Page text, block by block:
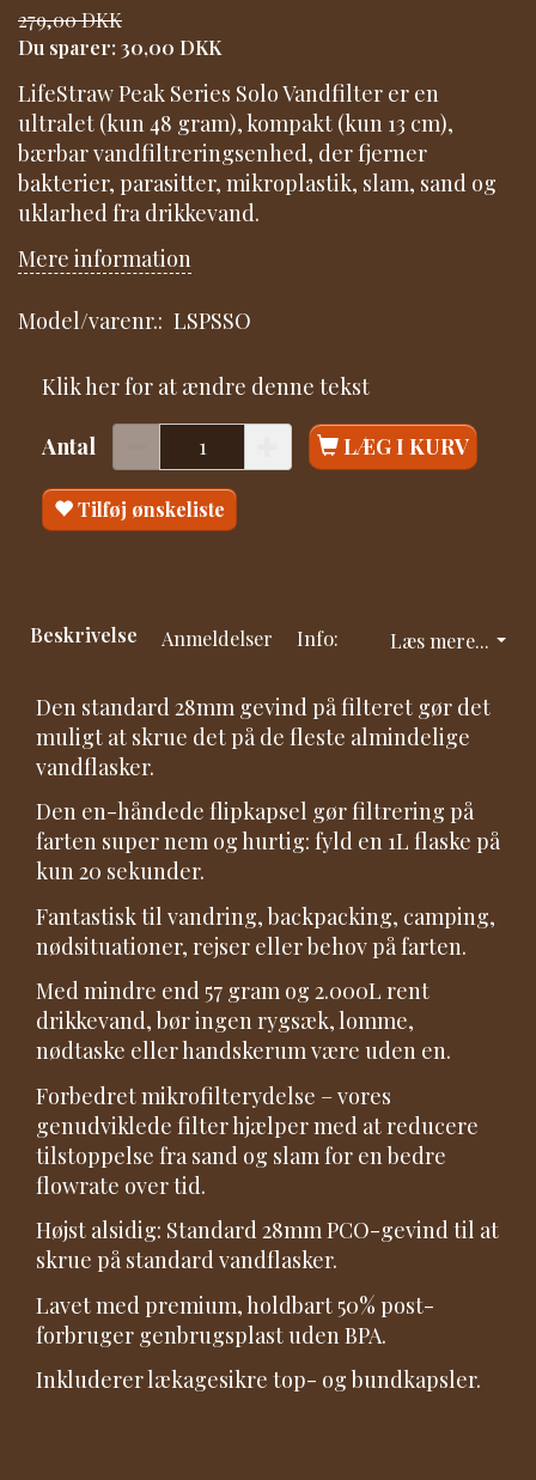
279,00 DKK
Du sparer: 30,00 DKK
LifeStraw Peak Series Solo Vandfilter er en
ultralet (kun 48 gram), kompakt (kun 13 cm),
bærbar vandfiltreringsenhed, der fjerner
bakterier, parasitter, mikroplastik, slam, sand og
uklarhed fra drikkevand.
Mere information
Model/varenr.: LSPSSO
Klik her for at ændre denne tekst
Antal LÆG I KURV
Tilføj ønskeliste
Læs mere...
Beskrivelse Anmeldelser Info:
Den standard 28mm gevind på filteret gør det
muligt at skrue det på de fleste almindelige
vandflasker.
Den en-håndede flipkapsel gør filtrering på
farten super nem og hurtig: fyld en 1L flaske på
kun 20 sekunder.
Fantastisk til vandring, backpacking, camping,
nødsituationer, rejser eller behov på farten.
Med mindre end 57 gram og 2.000L rent
drikkevand, bør ingen rygsæk, lomme,
nødtaske eller handskerum være uden en.
Forbedret mikrofilterydelse – vores
genudviklede filter hjælper med at reducere
tilstoppelse fra sand og slam for en bedre
flowrate over tid.
Højst alsidig: Standard 28mm PCO-gevind til at
skrue på standard vandflasker.
Lavet med premium, holdbart 50% post-
forbruger genbrugsplast uden BPA.
Inkluderer lækagesikre top- og bundkapsler.